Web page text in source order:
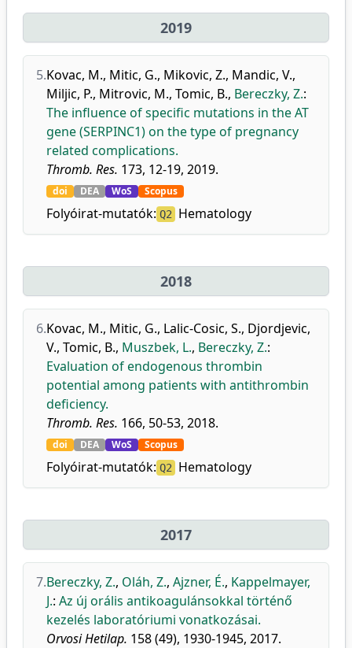
2019
5.Kovac, M., Mitic, G., Mikovic, Z., Mandic, V.,
Miljic, P., Mitrovic, M., Tomic, B., Bereczky, Z.:
The influence of specific mutations in the AT
gene (SERPINC1) on the type of pregnancy
related complications.
Thromb. Res. 173, 12-19, 2019.
doi DEA WoS Scopus
Folyóirat-mutatók: Q2 Hematology
2018
6.Kovac, M., Mitic, G., Lalic-Cosic, S., Djordjevic,
V., Tomic, B., Muszbek, L., Bereczky, Z.:
Evaluation of endogenous thrombin
potential among patients with antithrombin
deficiency.
Thromb. Res. 166, 50-53, 2018.
doi DEA WoS Scopus
Folyóirat-mutatók: Q2 Hematology
2017
7.Bereczky, Z., Oláh, Z., Ajzner, É., Kappelmayer,
J.: Az új orális antikoagulánsokkal történő
kezelés laboratóriumi vonatkozásai.
Orvosi Hetilap. 158 (49), 1930-1945, 2017.